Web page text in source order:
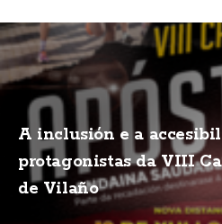
A inclusión e a
protagonistas da VIII
de Vilaño